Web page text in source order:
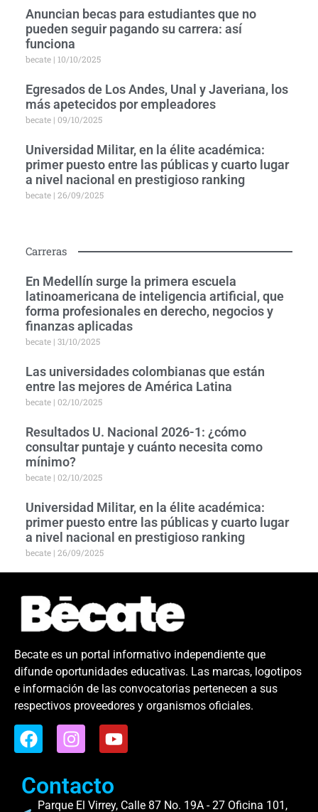
Anuncian becas para estudiantes que no
pueden seguir pagando su carrera: así
funciona
becate 10/10/2025
Egresados de Los Andes, Unal y Javeriana, los
más apetecidos por empleadores
becate 09/10/2025
Universidad Militar, en la élite académica:
primer puesto entre las públicas y cuarto lugar
a nivel nacional en prestigioso ranking
becate 26/09/2025
Carreras
En Medellín surge la primera escuela
latinoamericana de inteligencia artificial, que
forma profesionales en derecho, negocios y
finanzas aplicadas
becate 31/10/2025
Las universidades colombianas que están
entre las mejores de América Latina
becate 02/10/2025
Resultados U. Nacional 2026-1: ¿cómo
consultar puntaje y cuánto necesita como
mínimo?
becate 02/10/2025
Universidad Militar, en la élite académica:
primer puesto entre las públicas y cuarto lugar
a nivel nacional en prestigioso ranking
becate 26/09/2025
Becate es un portal informativo independiente que
difunde oportunidades educativas. Las marcas, logotipos
e información de las convocatorias pertenecen a sus
respectivos proveedores y organismos oficiales.
Contacto
Parque El Virrey, Calle 87 No. 19A - 27 Oficina 101,